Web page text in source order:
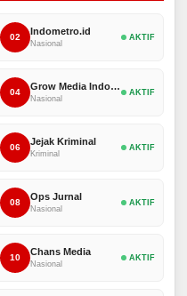
02
Indometro.id
Nasional
AKTIF
04
Grow Media Indonesia
Nasional
AKTIF
06
Jejak Kriminal
Kriminal
AKTIF
08
Ops Jurnal
Nasional
AKTIF
10
Chans Media
Nasional
AKTIF